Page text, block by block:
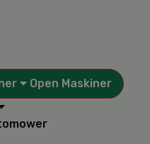
Open Maskiner